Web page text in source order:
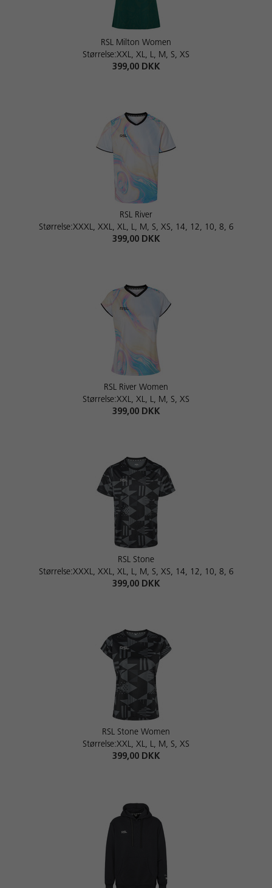
RSL Milton Women
Størrelse:XXL, XL, L, M, S, XS
399,00 DKK
RSL River
Størrelse:XXXL, XXL, XL, L, M, S, XS, 14, 12, 10, 8, 6
399,00 DKK
RSL River Women
Størrelse:XXL, XL, L, M, S, XS
399,00 DKK
RSL Stone
Størrelse:XXXL, XXL, XL, L, M, S, XS, 14, 12, 10, 8, 6
399,00 DKK
RSL Stone Women
Størrelse:XXL, XL, L, M, S, XS
399,00 DKK